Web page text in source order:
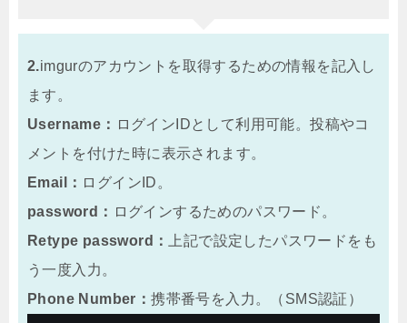
2.imgurのアカウントを取得するための情報を記入し
ます。
Username： ログインIDとして利用可能。投稿やコ
メントを付けた時に表示されます。
Email： ログインID。
password： ログインするためのパスワード。
Retype password：上記で設定したパスワードをも
う一度入力。
Phone Number：携帯番号を入力。（SMS認証）